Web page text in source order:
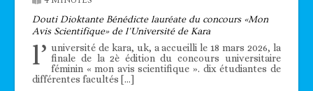
Douti Dioktante Bénédicte lauréate du concours «Mon
Avis Scientifique» de l’Université de Kara
l’ université de kara, uk, a accueilli le 18 mars 2026, la
finale de la 2è édition du concours universitaire
féminin « mon avis scientifique ». dix étudiantes de
différentes facultés […]